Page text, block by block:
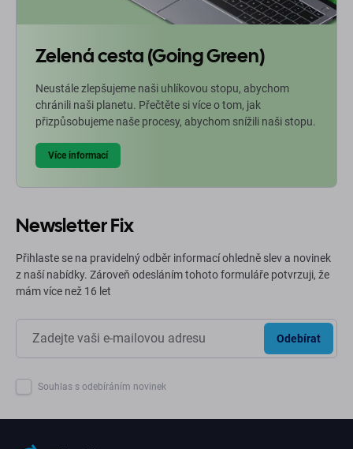
Zelená cesta (Going Green)
Neustále zlepšujeme naši uhlíkovou stopu, abychom
chránili naši planetu. Přečtěte si více o tom, jak
přizpůsobujeme naše procesy, abychom snížili naši stopu.
Více informací
Newsletter Fix
Přihlaste se na pravidelný odběr informací ohledně slev a novinek
z naší nabídky. Zároveň odesláním tohoto formuláře potvrzuji, že
mám více než 16 let
Odebírat
Souhlas s odebíráním novinek